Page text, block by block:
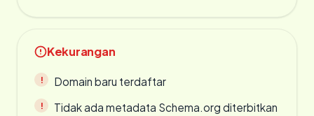
Kekurangan
Domain baru terdaftar
Tidak ada metadata Schema.org diterbitkan